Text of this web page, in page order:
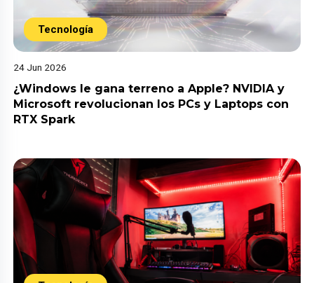
Tecnología
24 Jun 2026
¿Windows le gana terreno a Apple? NVIDIA y
Microsoft revolucionan los PCs y Laptops con
RTX Spark